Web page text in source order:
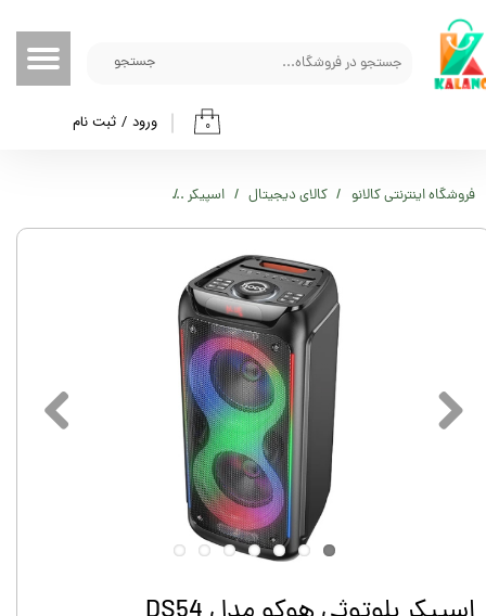
جستجو
۰ ورود / ثبت نام
حساب کاربری من
تغییر گذر واژه
خروج از حساب کاربری
فروشگاه اینترنتی کالانو کالای دیجیتال اسپیکر